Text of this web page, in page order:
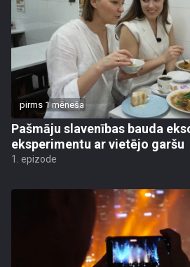
pirms 1 mēneša
Pašmāju slavenības bauda
eksperimentu ar vietējo garšu
1. epizode